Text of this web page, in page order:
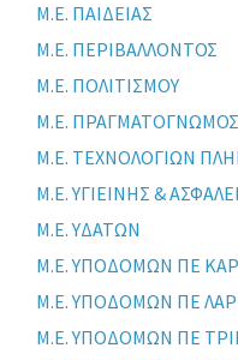
Μ.Ε. ΠΑΙΔΕΙΑΣ
Μ.Ε. ΠΕΡΙΒΑΛΛΟΝΤΟΣ
Μ.Ε. ΠΟΛΙΤΙΣΜΟΥ
Μ.Ε.
Μ.Ε. ΤΕΧΝΟΛΟΓΙΩΝ
Μ.Ε. ΥΓΙΕΙΝΗΣ &
Μ.Ε. ΥΔΑΤΩΝ
Μ.Ε. ΥΠΟΔΟΜΩΝ ΠΕ
Μ.Ε. ΥΠΟΔΟΜΩΝ ΠΕ
Μ.Ε. ΥΠΟΔΟΜΩΝ ΠΕ